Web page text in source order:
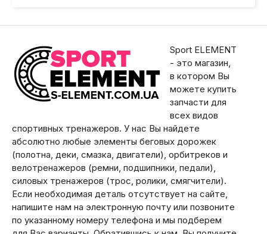
Sport ELEMENT
- это магазин,
в котором Вы
можете купить
запчасти для
всех видов
спортивных тренажеров. У нас Вы найдете
абсолютно любые элементы беговых дорожек
(полотна, деки, смазка, двигатели), орбитреков и
велотренажеров (ремни, подшипники, педали),
силовых тренажеров (трос, ролики, смягчители).
Если необходимая деталь отсутствует на сайте,
напишите нам на электронную почту или позвоните
по указанному номеру телефона и мы подберем